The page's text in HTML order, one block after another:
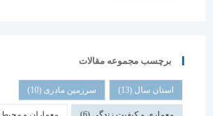
برچسب مجموعه مقالات
استان سال(13) سرزمین مادری(10)